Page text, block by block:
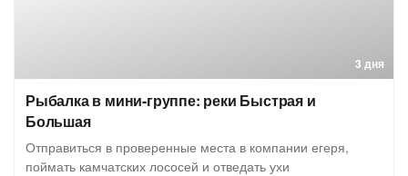
3 дня
Рыбалка в мини-группе: реки Быстрая и
Большая
Отправиться в проверенные места в компании егеря,
поймать камчатских лососей и отведать ухи